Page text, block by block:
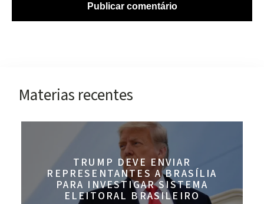
Materias recentes
TRUMP DEVE ENVIAR
REPRESENTANTES A BRASÍLIA
PARA INVESTIGAR SISTEMA
ELEITORAL BRASILEIRO